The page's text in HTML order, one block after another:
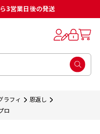
3営業日後の発送
ラフィ
恩返し
ロ
のぼり旗を製作
的にイラストレー
ております。
となります。
インそのものを
売として取り扱っ
に、考えると良
基本的に左側と
界用語でチチと
下のサイズ表の通
作をしたい場合
談ください。
下のサイズ表の通
作をしたい場合
談ください。
り旗に対して上
所に対してチチ
体をポールにく
り旗に対して上
所に対してチチ
体をポールにく
（熱で焼き切る
をすることで風
度を増す加工で
加工とは？
ることで横幕が
るための加工手